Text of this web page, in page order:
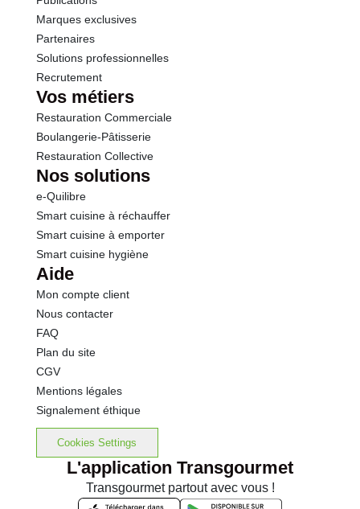
Marques exclusives
Partenaires
Solutions professionnelles
Recrutement
Vos métiers
Restauration Commerciale
Boulangerie-Pâtisserie
Restauration Collective
Nos solutions
e-Quilibre
Smart cuisine à réchauffer
Smart cuisine à emporter
Smart cuisine hygiène
Aide
Mon compte client
Nous contacter
FAQ
Plan du site
CGV
Mentions légales
Signalement éthique
Cookies Settings
L'application Transgourmet
Transgourmet partout avec vous !